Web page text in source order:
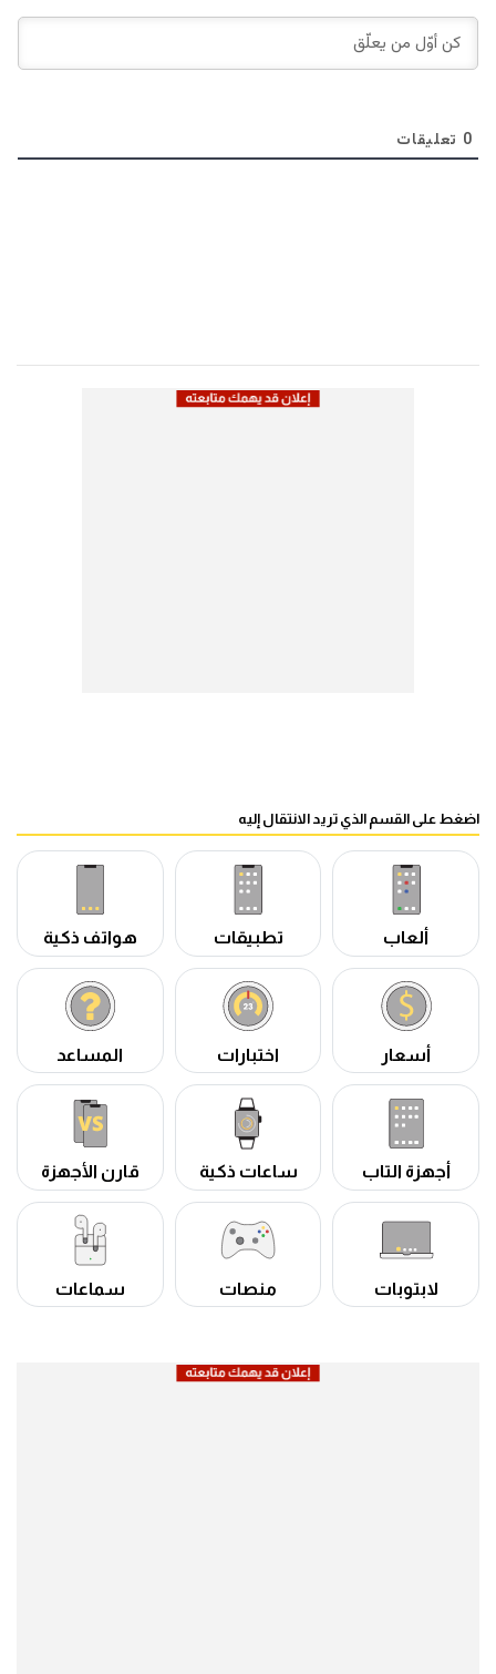
0 تعليقات
اضغط على القسم الذي تريد الانتقال إليه
ألعاب تطبيقات هواتف ذكية
أسعار اختبارات المساعد
أجهزة التاب ساعات ذكية قارن الأجهزة
لابتوبات منصات سماعات